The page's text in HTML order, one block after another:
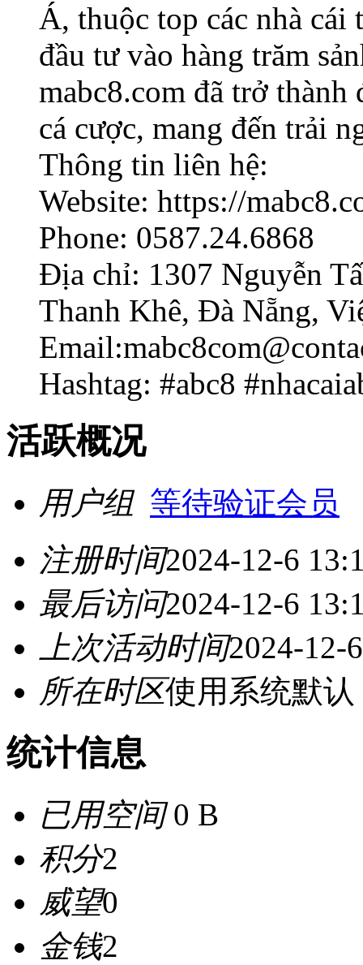
Á, thuộc top các nhà
đầu tư vào hàng trăm
mabc8.com đã trở
cá cược, mang đến trải
Thông tin liên hệ:
Website: https://
Phone: 0587.24.6868
Địa chỉ: 1307 Nguyễn
Thanh Khê, Đà Nẵng,
Hashtag: #abc8
活跃概况
用户组 等待验证会员
注册时间2024-12-6
最后访问2024-12-6
上次活动时间2024-12-
所在时区使用系统默认
统计信息
已用空间0 B
积分2
威望0
金钱2